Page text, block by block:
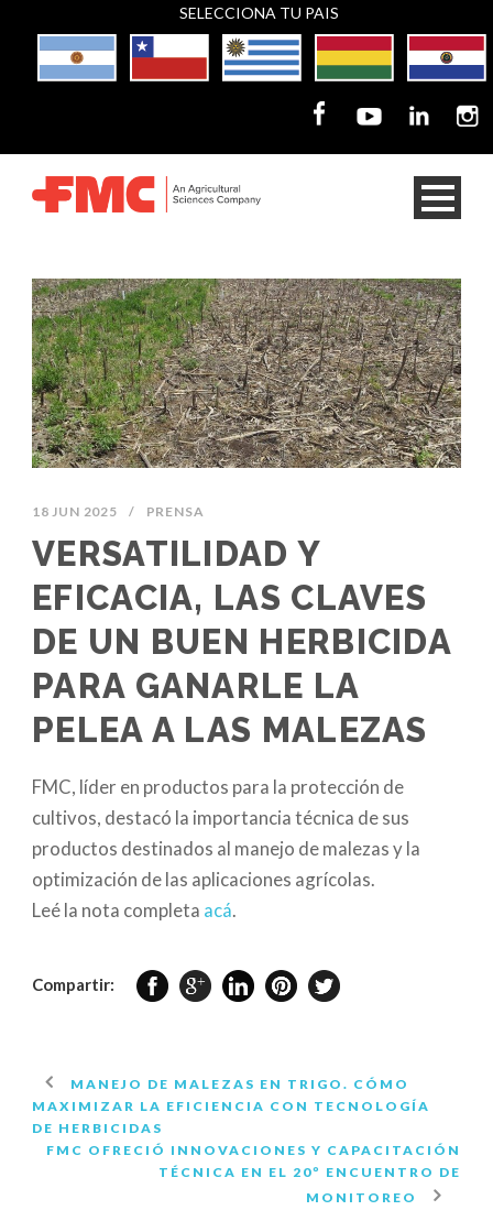
SELECCIONA TU PAIS
18 JUN 2025 / PRENSA
VERSATILIDAD Y
EFICACIA, LAS CLAVES
DE UN BUEN HERBICIDA
PARA GANARLE LA
PELEA A LAS MALEZAS
FMC, líder en productos para la protección de
cultivos, destacó la importancia técnica de sus
productos destinados al manejo de malezas y la
optimización de las aplicaciones agrícolas.
Leé la nota completa acá.
Compartir:
MANEJO DE MALEZAS EN TRIGO. CÓMO
MAXIMIZAR LA EFICIENCIA CON TECNOLOGÍA
DE HERBICIDAS
FMC OFRECIÓ INNOVACIONES Y CAPACITACIÓN
TÉCNICA EN EL 20º ENCUENTRO DE
MONITOREO